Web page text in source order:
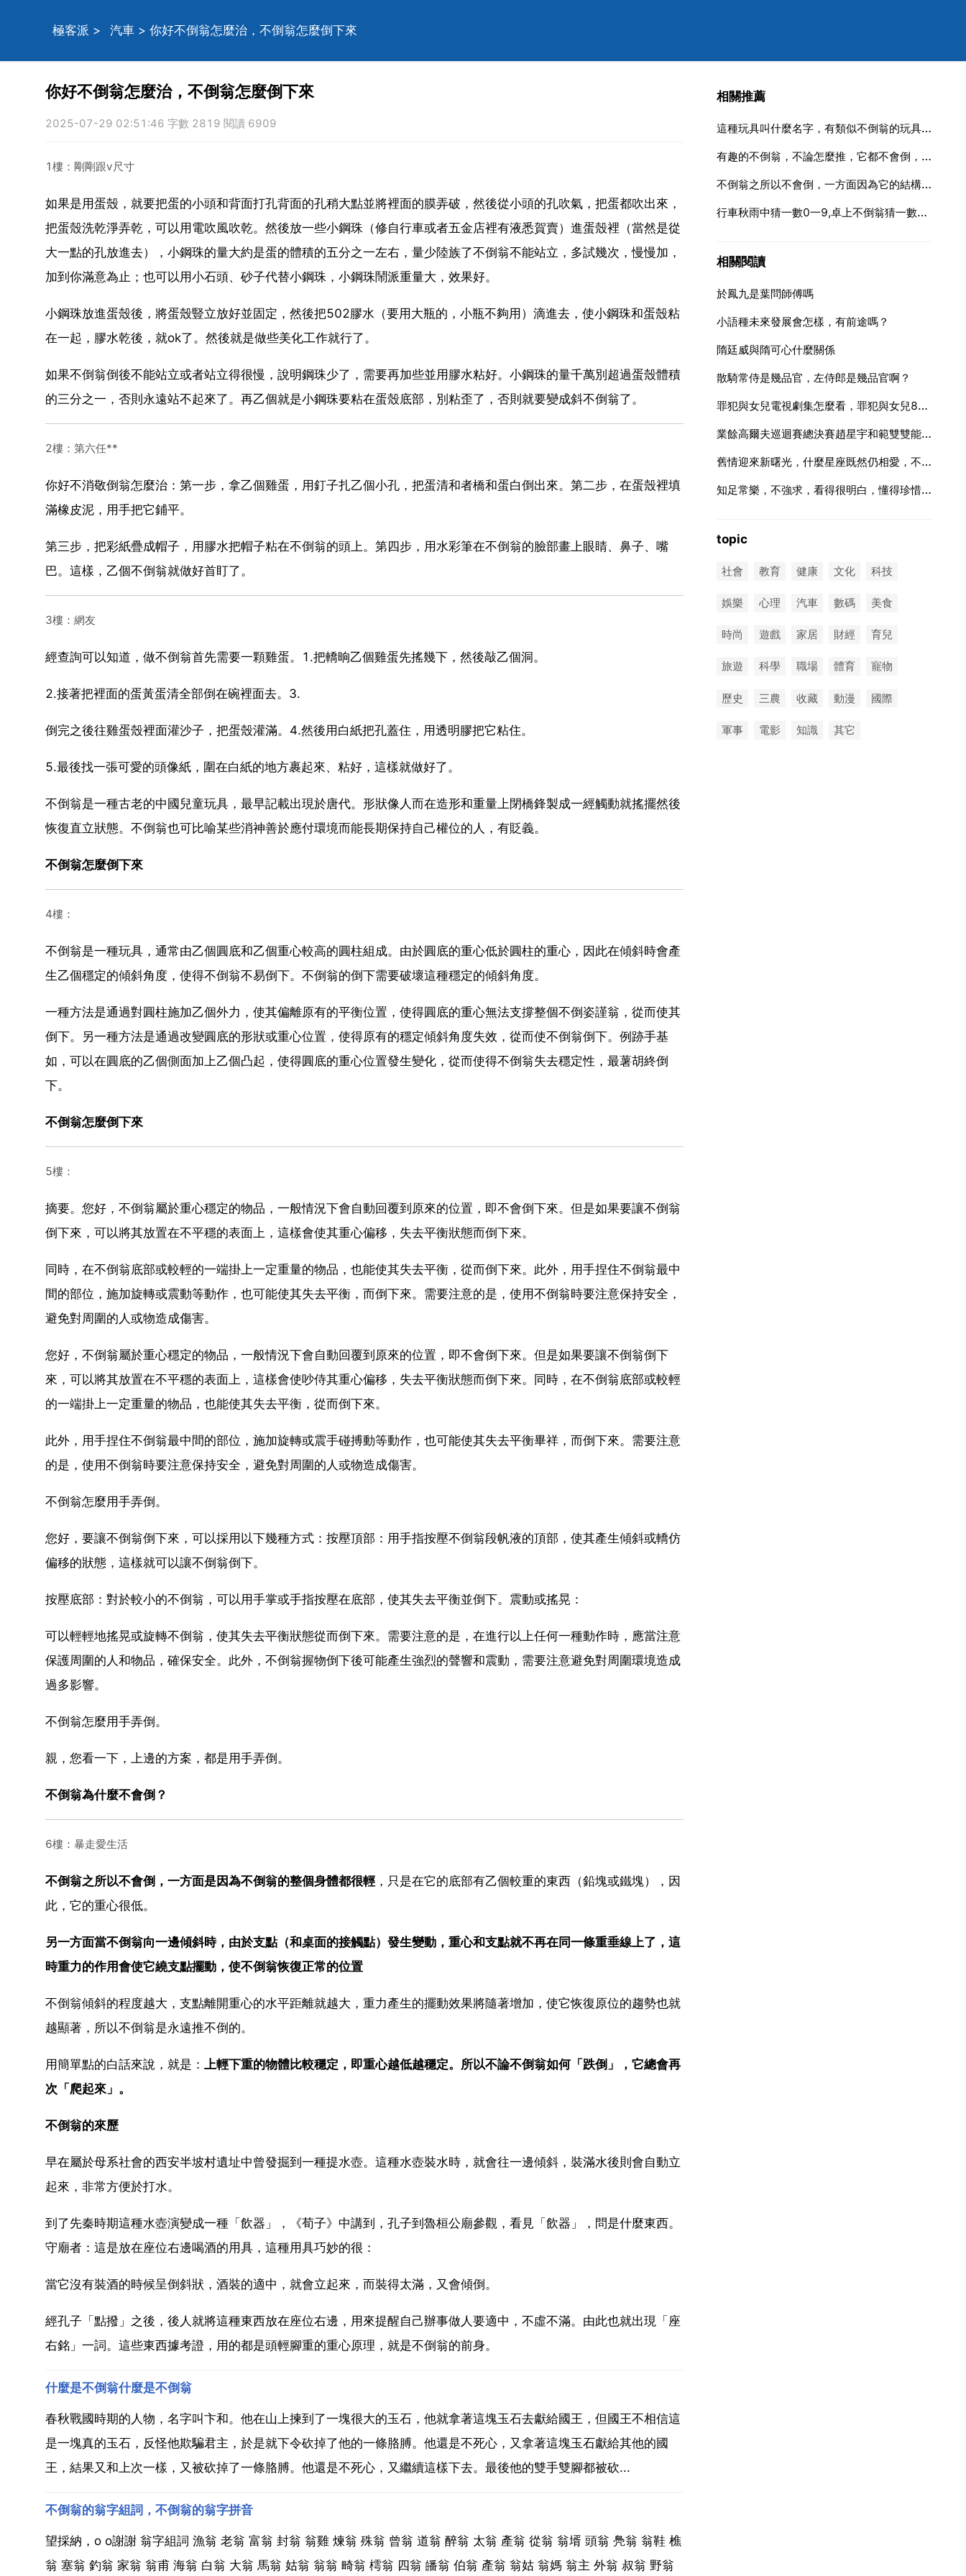
極客派 > 汽車 > 你好不倒翁怎麼治，不倒翁怎麼倒下來
你好不倒翁怎麼治，不倒翁怎麼倒下來
2025-07-29 02:51:46 字數 2819 閱讀 6909
1樓：剛剛跟v尺寸
如果是用蛋殼，就要把蛋的小頭和背面打孔背面的孔稍大點並將裡面的膜弄破，然後從小頭的孔吹氣，把蛋都吹出來，
把蛋殼洗乾淨弄乾，可以用電吹風吹乾。然後放一些小鋼珠（修自行車或者五金店裡有液悉賀賣）進蛋殼裡（當然是從
大一點的孔放進去），小鋼珠的量大約是蛋的體積的五分之一左右，量少陸族了不倒翁不能站立，多試幾次，慢慢加，
加到你滿意為止；也可以用小石頭、砂子代替小鋼珠，小鋼珠鬧派重量大，效果好。
小鋼珠放進蛋殼後，將蛋殼豎立放好並固定，然後把502膠水（要用大瓶的，小瓶不夠用）滴進去，使小鋼珠和蛋殼粘
在一起，膠水乾後，就ok了。然後就是做些美化工作就行了。
如果不倒翁倒後不能站立或者站立得很慢，說明鋼珠少了，需要再加些並用膠水粘好。小鋼珠的量千萬別超過蛋殼體積
的三分之一，否則永遠站不起來了。再乙個就是小鋼珠要粘在蛋殼底部，別粘歪了，否則就要變成斜不倒翁了。
2樓：第六任**
你好不消敬倒翁怎麼治：第一步，拿乙個雞蛋，用釘子扎乙個小孔，把蛋清和者橋和蛋白倒出來。第二步，在蛋殼裡填
滿橡皮泥，用手把它鋪平。
第三步，把彩紙疊成帽子，用膠水把帽子粘在不倒翁的頭上。第四步，用水彩筆在不倒翁的臉部畫上眼睛、鼻子、嘴
巴。這樣，乙個不倒翁就做好首盯了。
3樓：網友
經查詢可以知道，做不倒翁首先需要一顆雞蛋。1.把轎晌乙個雞蛋先搖幾下，然後敲乙個洞。
2.接著把裡面的蛋黃蛋清全部倒在碗裡面去。3.
倒完之後往雞蛋殼裡面灌沙子，把蛋殼灌滿。4.然後用白紙把孔蓋住，用透明膠把它粘住。
5.最後找一張可愛的頭像紙，圍在白紙的地方裹起來、粘好，這樣就做好了。
不倒翁是一種古老的中國兒童玩具，最早記載出現於唐代。形狀像人而在造形和重量上閉橋鋒製成一經觸動就搖擺然後
恢復直立狀態。不倒翁也可比喻某些消神善於應付環境而能長期保持自己權位的人，有貶義。
不倒翁怎麼倒下來
4樓：
不倒翁是一種玩具，通常由乙個圓底和乙個重心較高的圓柱組成。由於圓底的重心低於圓柱的重心，因此在傾斜時會產
生乙個穩定的傾斜角度，使得不倒翁不易倒下。不倒翁的倒下需要破壞這種穩定的傾斜角度。
一種方法是通過對圓柱施加乙個外力，使其偏離原有的平衡位置，使得圓底的重心無法支撐整個不倒姿謹翁，從而使其
倒下。另一種方法是通過改變圓底的形狀或重心位置，使得原有的穩定傾斜角度失效，從而使不倒翁倒下。例跡手基
如，可以在圓底的乙個側面加上乙個凸起，使得圓底的重心位置發生變化，從而使得不倒翁失去穩定性，最薯胡終倒
下。
不倒翁怎麼倒下來
5樓：
摘要。您好，不倒翁屬於重心穩定的物品，一般情況下會自動回覆到原來的位置，即不會倒下來。但是如果要讓不倒翁
倒下來，可以將其放置在不平穩的表面上，這樣會使其重心偏移，失去平衡狀態而倒下來。
同時，在不倒翁底部或較輕的一端掛上一定重量的物品，也能使其失去平衡，從而倒下來。此外，用手捏住不倒翁最中
間的部位，施加旋轉或震動等動作，也可能使其失去平衡，而倒下來。需要注意的是，使用不倒翁時要注意保持安全，
避免對周圍的人或物造成傷害。
您好，不倒翁屬於重心穩定的物品，一般情況下會自動回覆到原來的位置，即不會倒下來。但是如果要讓不倒翁倒下
來，可以將其放置在不平穩的表面上，這樣會使吵侍其重心偏移，失去平衡狀態而倒下來。同時，在不倒翁底部或較輕
的一端掛上一定重量的物品，也能使其失去平衡，從而倒下來。
此外，用手捏住不倒翁最中間的部位，施加旋轉或震手碰搏動等動作，也可能使其失去平衡畢祥，而倒下來。需要注意
的是，使用不倒翁時要注意保持安全，避免對周圍的人或物造成傷害。
不倒翁怎麼用手弄倒。
您好，要讓不倒翁倒下來，可以採用以下幾種方式：按壓頂部：用手指按壓不倒翁段帆液的頂部，使其產生傾斜或轎仿
偏移的狀態，這樣就可以讓不倒翁倒下。
按壓底部：對於較小的不倒翁，可以用手掌或手指按壓在底部，使其失去平衡並倒下。震動或搖晃：
可以輕輕地搖晃或旋轉不倒翁，使其失去平衡狀態從而倒下來。需要注意的是，在進行以上任何一種動作時，應當注意
保護周圍的人和物品，確保安全。此外，不倒翁握物倒下後可能產生強烈的聲響和震動，需要注意避免對周圍環境造成
過多影響。
不倒翁怎麼用手弄倒。
親，您看一下，上邊的方案，都是用手弄倒。
不倒翁為什麼不會倒？
6樓：暴走愛生活
不倒翁之所以不會倒，一方面是因為不倒翁的整個身體都很輕 ，只是在它的底部有乙個較重的東西（鉛塊或鐵塊），因
此，它的重心很低。
另一方面當不倒翁向一邊傾斜時，由於支點（和桌面的接觸點）發生變動，重心和支點就不再在同一條重垂線上了，這
時重力的作用會使它繞支點擺動，使不倒翁恢復正常的位置
不倒翁傾斜的程度越大，支點離開重心的水平距離就越大，重力產生的擺動效果將隨著增加，使它恢復原位的趨勢也就
越顯著，所以不倒翁是永遠推不倒的。
用簡單點的白話來說，就是：
上輕下重的物體比較穩定，即重心越低越穩定。所以不論不倒翁如何「跌倒」，它總會再
次「爬起來」。
不倒翁的來歷
早在屬於母系社會的西安半坡村遺址中曾發掘到一種提水壺。這種水壺裝水時，就會往一邊傾斜，裝滿水後則會自動立
起來，非常方便於打水。
到了先秦時期這種水壺演變成一種「飲器」，《荀子》中講到，孔子到魯桓公廟參觀，看見「飲器」，問是什麼東西。
守廟者：這是放在座位右邊喝酒的用具，這種用具巧妙的很：
當它沒有裝酒的時候呈倒斜狀，酒裝的適中，就會立起來，而裝得太滿，又會傾倒。
經孔子「點撥」之後，後人就將這種東西放在座位右邊，用來提醒自己辦事做人要適中，不虛不滿。由此也就出現「座
右銘」一詞。這些東西據考證，用的都是頭輕腳重的重心原理，就是不倒翁的前身。
什麼是不倒翁什麼是不倒翁
春秋戰國時期的人物，名字叫卞和。他在山上揀到了一塊很大的玉石，他就拿著這塊玉石去獻給國王，但國王不相信這
是一塊真的玉石，反怪他欺騙君主，於是就下令砍掉了他的一條胳膊。他還是不死心，又拿著這塊玉石獻給其他的國
王，結果又和上次一樣，又被砍掉了一條胳膊。他還是不死心，又繼續這樣下去。最後他的雙手雙腳都被砍...
不倒翁的翁字組詞，不倒翁的翁字拼音
望採納，o o謝謝 翁字組詞 漁翁 老翁 富翁 封翁 翁雞 煉翁 殊翁 曾翁 道翁 醉翁 太翁 產翁 從翁 翁壻 頭翁 鳧翁 翁鞋 樵
翁 塞翁 釣翁 家翁 翁甫 海翁 白翁 大翁 馬翁 姑翁 翁翁 畸翁 樗翁 四翁 皤翁 伯翁 產翁 翁姑 翁媽 翁主 外翁 叔翁 野翁
相關推薦
這種玩具叫什麼名字，有類似不倒翁的玩具麼可以
有趣的不倒翁，不論怎麼推，它都不會倒，即便把它橫過來放，一鬆
不倒翁之所以不會倒，一方面因為它的結構是上輕下重，底部有
行車秋雨中猜一數0一9,卓上不倒翁猜一數0一
相關閱讀
於鳳九是葉問師傅嗎
小語種未來發展會怎樣，有前途嗎？
隋廷威與隋可心什麼關係
散騎常侍是幾品官，左侍郎是幾品官啊？
罪犯與女兒電視劇集怎麼看，罪犯與女兒8集電視劇集哪裡看
業餘高爾夫巡迴賽總決賽趙星宇和範雙雙能否一直領先？
舊情迎來新曙光，什麼星座既然仍相愛，不如盡釋前嫌再團圓？
知足常樂，不強求，看得很明白，懂得珍惜當下的星座都有誰呢？
topic
社會 教育 健康 文化 科技
娛樂 心理 汽車 數碼 美食
時尚 遊戲 家居 財經 育兒
旅遊 科學 職場 體育 寵物
歷史 三農 收藏 動漫 國際
軍事 電影 知識 其它